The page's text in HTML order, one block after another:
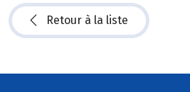
Retour à la liste